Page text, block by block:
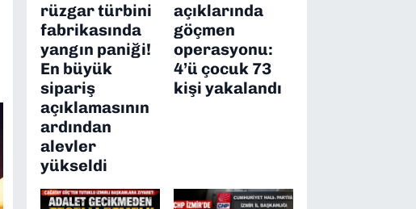
rüzgar türbini
fabrikasında
yangın paniği!
En büyük
sipariş
açıklamasının
ardından
alevler
yükseldi
açıklarında
göçmen
operasyonu:
4’ü çocuk 73
kişi yakalandı